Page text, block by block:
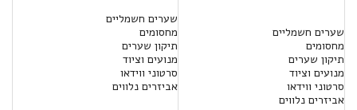
שערים חשמליים
מחסומים
תיקון שערים
מנועים וציוד
סרטוני ווידאו
אביזרים נלווים
שערים חשמליים
מחסומים
תיקון שערים
מנועים וציוד
סרטוני ווידאו
אביזרים נלווים